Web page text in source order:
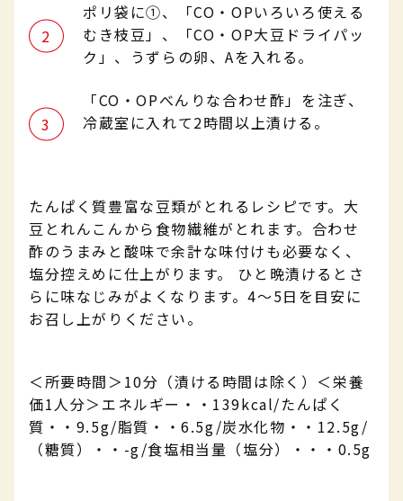
ポリ袋に①、「CO・OPいろいろ使える
むき枝豆」、「CO・OP大豆ドライパッ
ク」、うずらの卵、Aを入れる。
「CO・OPべんりな合わせ酢」を注ぎ、
冷蔵室に入れて2時間以上漬ける。
たんぱく質豊富な豆類がとれるレシピです。大
豆とれんこんから食物繊維がとれます。合わせ
酢のうまみと酸味で余計な味付けも必要なく、
塩分控えめに仕上がります。 ひと晩漬けるとさ
らに味なじみがよくなります。4～5日を目安に
お召し上がりください。
＜所要時間＞10分（漬ける時間は除く）＜栄養
価1人分＞エネルギー・・139kcal/たんぱく
質・・9.5g/脂質・・6.5g/炭水化物・・12.5g/
（糖質）・・-g/食塩相当量（塩分）・・・0.5g